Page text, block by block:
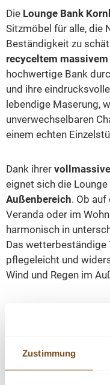
Zustimmung
Die Lounge Bank
Sitzmöbel für alle, die
Beständigkeit zu
recyceltem
hochwertige Bank
und ihre
lebendige Maserung,
unverwechselbaren
einem echten
Dank ihrer
eignet sich die
Außenbereich. Ob auf
Veranda oder im
harmonisch in
Das wetterbeständige
pflegeleicht und
Wind und Regen im
sorgen für
ist damit nicht nur ein
ein funktionales